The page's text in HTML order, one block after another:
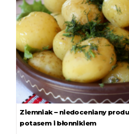
Ziemniak – niedoceniany
potasem i błonnikiem